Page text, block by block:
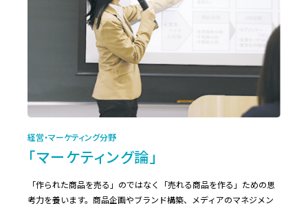
経営・マーケティング分野
「マーケティング論」
「作られた商品を売る」のではなく「売れる商品を作る」ための思
考力を養います。商品企画やブランド構築、メディアのマネジメン